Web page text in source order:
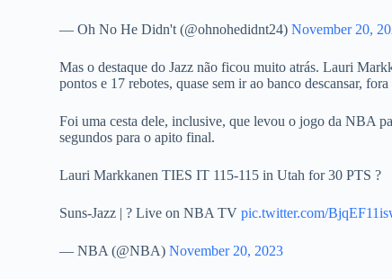
— Oh No He Didn't (@ohnohedidnt24)November 20,
Mas o destaque do Jazz não ficou muito atrás. Lauri
pontos e 17 rebotes, quase sem ir ao banco descansar,
Foi uma cesta dele, inclusive, que levou o jogo da NBA
segundos para o apito final.
Lauri Markkanen TIES IT 115-115 in Utah for 30 PTS ?
Suns-Jazz | ? Live on NBA TVpic.twitter.com/
— NBA (@NBA)November 20, 2023